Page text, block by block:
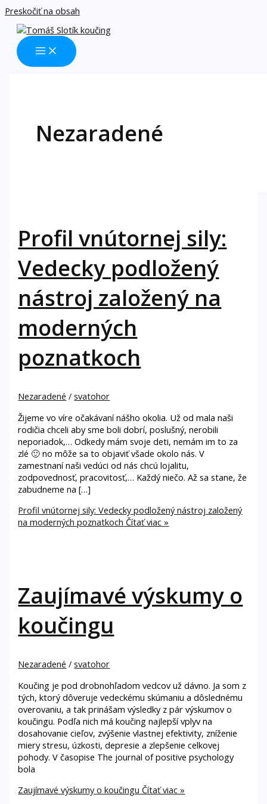
Preskočiť na obsah
Nezaradené
Profil vnútornej sily:
Vedecky podložený
nástroj založený na
moderných
poznatkoch
Nezaradené /svatohor
Žijeme vo víre očakávaní nášho okolia. Už od mala naši
rodičia chceli aby sme boli dobrí, poslušný, nerobili
neporiadok,… Odkedy mám svoje deti, nemám im to za
zlé 🙂 no môže sa to objaviť všade okolo nás. V
zamestnaní naši vedúci od nás chcú lojalitu,
zodpovednosť, pracovitosť,… Každý niečo. Až sa stane, že
zabudneme na […]
Profil vnútornej sily: Vedecky podložený nástroj založený
na moderných poznatkoch Čítať viac »
Zaujímavé výskumy o
koučingu
Nezaradené /svatohor
Koučing je pod drobnohľadom vedcov už dávno. Ja som z
tých, ktorý dôveruje vedeckému skúmaniu a dôslednému
overovaniu, a tak prinášam výsledky z pár výskumov o
koučingu. Podľa nich má koučing najlepší vplyv na
dosahovanie cieľov, zvýšenie vlastnej efektivity, zníženie
miery stresu, úzkosti, depresie a zlepšenie celkovej
pohody. V časopise The journal of positive psychology
bola
Zaujímavé výskumy o koučingu Čítať viac »